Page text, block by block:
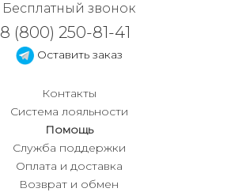
Бесплатный звонок
8 (800) 250-81-41
Оставить заказ
Контакты
Система лояльности
Помощь
Служба поддержки
Оплата и доставка
Возврат и обмен